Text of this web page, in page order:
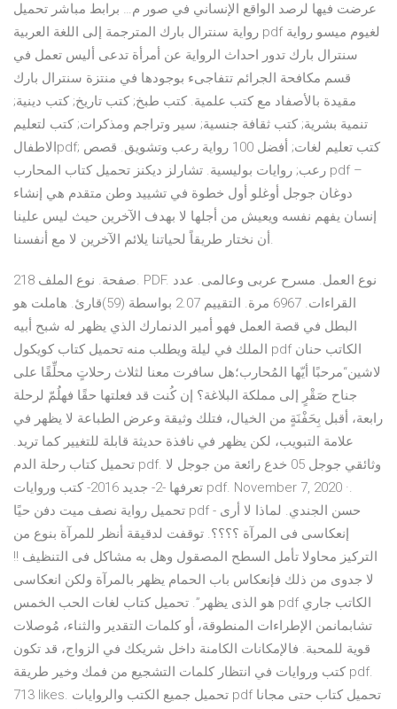
عرضت فيها لرصد الواقع الإنساني في صور م… برابط مباشر تحميل
رواية سنترال بارك المترجمة إلى اللغة العربية pdf لغيوم ميسو رواية
سنترال بارك تدور احداث الرواية عن أمرأة تدعى أليس تعمل في
قسم مكافحة الجرائم تتفاجىء بوجودها في منتزة سنترال بارك
مقيدة بالأصفاد مع كتب علمية. كتب طبخ; كتب تاريخ; كتب دينية;
تنمية بشرية; كتب ثقافة جنسية; سير وتراجم ومذكرات; كتب لتعليم
الاطفالpdf; كتب تعليم لغات; أفضل 100 رواية رعب وتشويق. قصص
رعب; روايات بوليسية. تشارلز ديكنز تحميل كتاب المحارب pdf –
دوغان جوجل أوغلو أول خطوة في تشييد وطن متقدم هي إنشاء
إنسان يفهم نفسه ويعيش من أجلها لا بهدف الآخرين حيث ليس علينا
أن نختار طريقاً لحياتنا يلائم الآخرين لا مع أنفسنا.
218 صفحة. نوع الملف. PDF. نوع العمل. مسرح عربى وعالمى. عدد
القراءات. 6967 مرة. التقييم 2.07 بواسطة (59)قارئ. هاملت هو
البطل في قصة العمل فهو أمير الدنمارك الذي يظهر له شبح أبيه
الملك في ليلة ويطلب منه تحميل كتاب كويكول pdf الكاتب حنان
لاشين“مرحبًا أيّها المُحارب؛هل سافرت معنا لثلاث رحلاتٍ محلِّقًا على
جناح صَقْرٍ إلى مملكة البلاغة؟ إن كُنت قد فعلتها حقًا فهلُمّ لرحلة
رابعة، أقبل بِحَفْنَةٍ من الخيال، فتلك وثيقة وعرض الطباعة لا يظهر في
علامة التبويب، لكن يظهر في نافذة حديثة قابلة للتغيير كما تريد.
تحميل كتاب رحلة الدم pdf. وثائقي جوجل 05 خدع رائعة من جوجل لا
تعرفها -2- جديد 2016- كتب وروايات pdf. November 7, 2020 ·.
تحميل رواية نصف ميت دفن حيًا pdf - حسن الجندي. لماذا لا أرى
إنعكاسى فى المرآة ؟؟؟؟. توقفت لدقيقة أنظر للمرآة بنوع من
التركيز محاولا تأمل السطح المصقول وهل به مشاكل فى التنظيف !!
لا جدوى من ذلك فإنعكاس باب الحمام يظهر بالمرآة ولكن انعكاسى
هو الذى يظهر”. تحميل كتاب لغات الحب الخمس pdf الكاتب جاري
تشابمانمن الإطراءات المنطوقة، أو كلمات التقدير والثناء، مُوصلات
قوية للمحبة. فالإمكانات الكامنة داخل شريكك في الزواج، قد تكون
في انتظار كلمات التشجيع من فمك وخير طريقة ‎كتب وروايات pdf‎.
713 likes. ‎تحميل جميع الكتب والروايات pdf مجانا‎ تحميل كتاب حتى